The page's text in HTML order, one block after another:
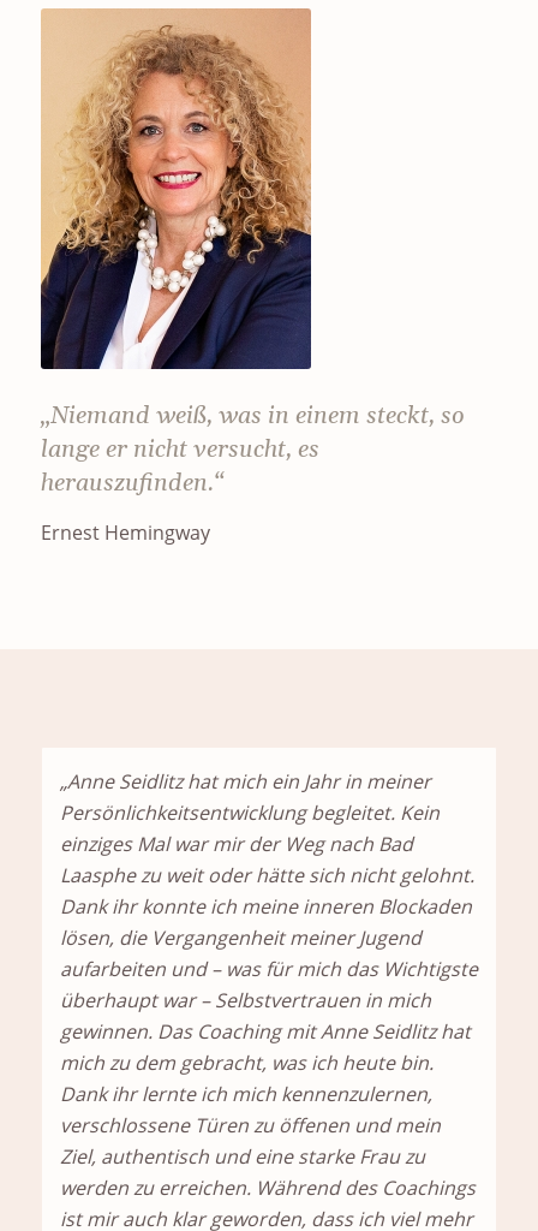
„Niemand weiß, was in einem steckt, so
lange er nicht versucht, es
herauszufinden.“
Ernest Hemingway
„Anne Seidlitz hat mich ein Jahr in meiner
Persönlichkeitsentwicklung begleitet. Kein
einziges Mal war mir der Weg nach Bad
Laasphe zu weit oder hätte sich nicht gelohnt.
Dank ihr konnte ich meine inneren Blockaden
lösen, die Vergangenheit meiner Jugend
aufarbeiten und – was für mich das Wichtigste
überhaupt war – Selbstvertrauen in mich
gewinnen. Das Coaching mit Anne Seidlitz hat
mich zu dem gebracht, was ich heute bin.
Dank ihr lernte ich mich kennenzulernen,
verschlossene Türen zu öffenen und mein
Ziel, authentisch und eine starke Frau zu
werden zu erreichen. Während des Coachings
ist mir auch klar geworden, dass ich viel mehr